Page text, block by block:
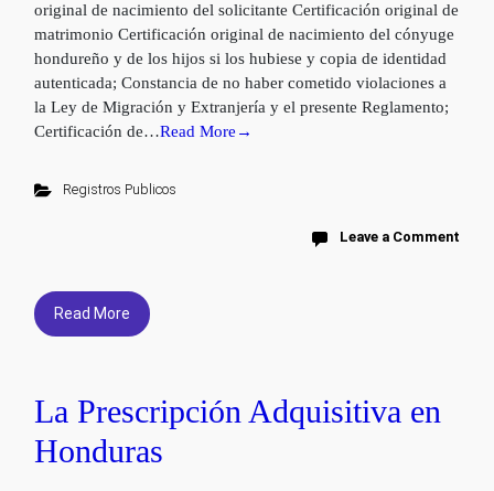
original de nacimiento del solicitante Certificación original de
matrimonio Certificación original de nacimiento del cónyuge
hondureño y de los hijos si los hubiese y copia de identidad
autenticada; Constancia de no haber cometido violaciones a
la Ley de Migración y Extranjería y el presente Reglamento;
Certificación de…Read More→
Registros Publicos
Leave a Comment
Read More
La Prescripción Adquisitiva en
Honduras